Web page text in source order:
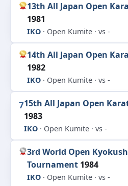
13th All Japan Open
1981
IKO · Open Kumite · vs -
14th All Japan Open
1982
IKO · Open Kumite · vs -
715th All Japan Open
1983
IKO · Open Kumite · vs -
3rd World Open
Tournament 1984
IKO · Open Kumite · vs -